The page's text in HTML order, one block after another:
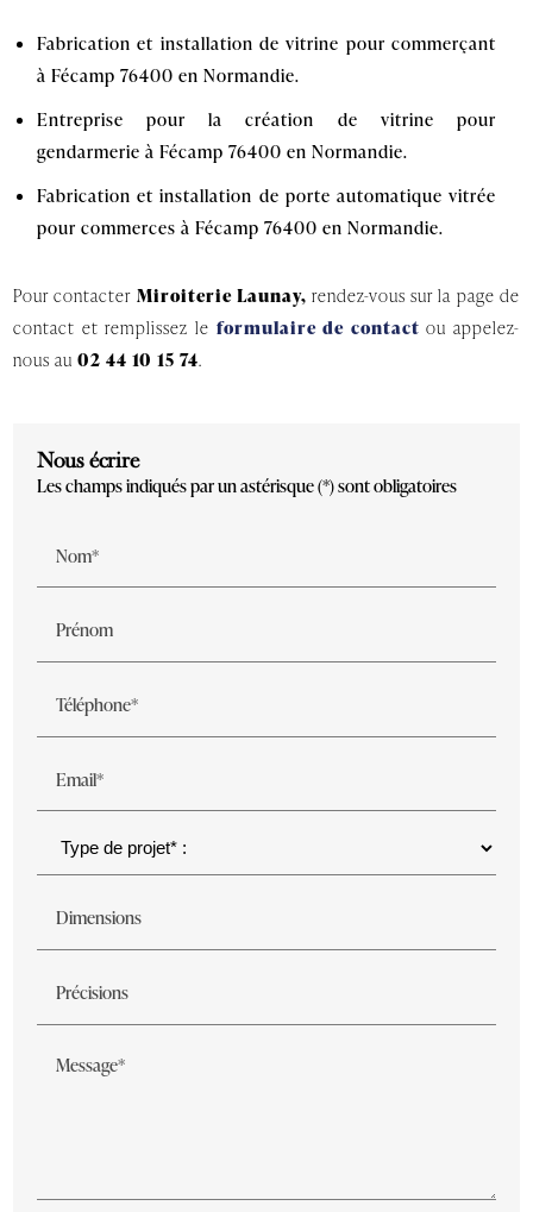
Fabrication et installation de vitrine pour commerçant
à Fécamp 76400 en Normandie.
Entreprise pour la création de vitrine pour
gendarmerie à Fécamp 76400 en Normandie.
Fabrication et installation de porte automatique vitrée
pour commerces à Fécamp 76400 en Normandie.
Pour contacter Miroiterie Launay,rendez-vous sur la page de
contact et remplissez le formulaire de contact ou appelez-
nous au02 44 10 15 74.
Nous écrire
Les champs indiqués par un astérisque (*) sont obligatoires
Nom*
Prénom
Téléphone*
Email*
Dimensions
Précisions
Message*